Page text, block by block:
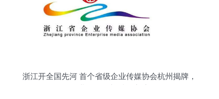
浙江开全国先河 首个省级企业传媒协会杭州揭牌，